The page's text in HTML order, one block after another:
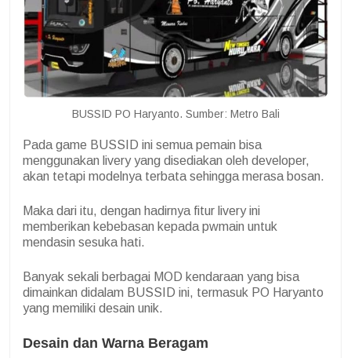
BUSSID PO Haryanto. Sumber: Metro Bali
Pada game BUSSID ini semua pemain bisa
menggunakan livery yang disediakan oleh developer,
akan tetapi modelnya terbata sehingga merasa bosan.
Maka dari itu, dengan hadirnya fitur livery ini
memberikan kebebasan kepada pwmain untuk
mendasin sesuka hati.
Banyak sekali berbagai MOD kendaraan yang bisa
dimainkan didalam BUSSID ini, termasuk PO Haryanto
yang memiliki desain unik.
Desain dan Warna Beragam